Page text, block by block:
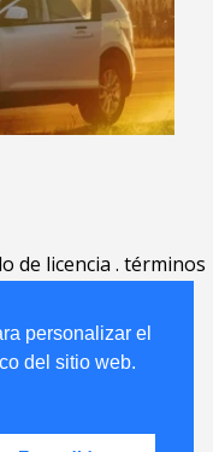
personalizar el
del sitio web.
de licencia . términos
Português